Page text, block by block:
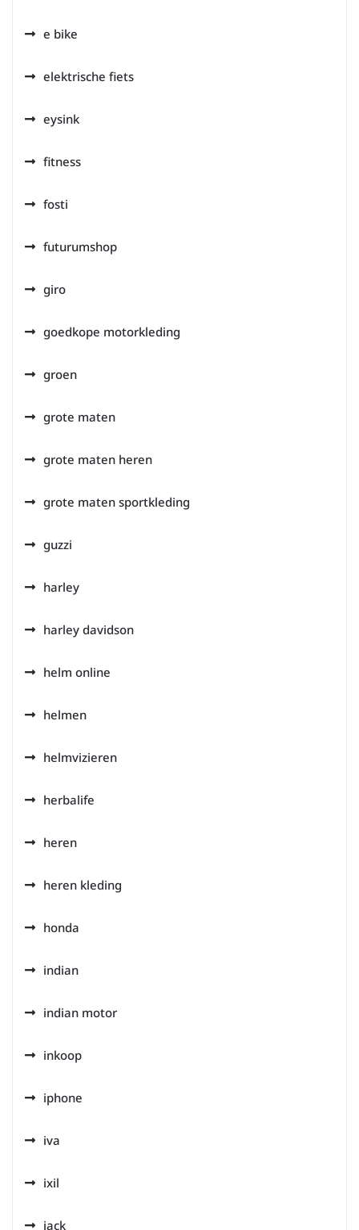
e bike
elektrische fiets
eysink
fitness
fosti
futurumshop
giro
goedkope motorkleding
groen
grote maten
grote maten heren
grote maten sportkleding
guzzi
harley
harley davidson
helm online
helmen
helmvizieren
herbalife
heren
heren kleding
honda
indian
indian motor
inkoop
iphone
iva
ixil
jack